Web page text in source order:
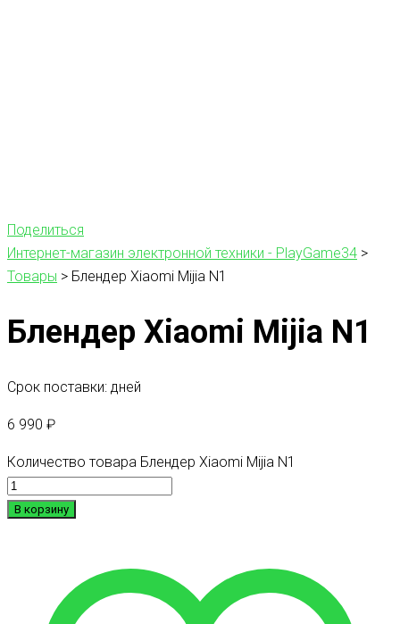
Поделиться
Интернет-магазин электронной техники - PlayGame34 >
Товары > Блендер Xiaomi Mijia N1
Блендер Xiaomi Mijia N1
Срок поставки: дней
6 990 ₽
Количество товара Блендер Xiaomi Mijia N1
В корзину